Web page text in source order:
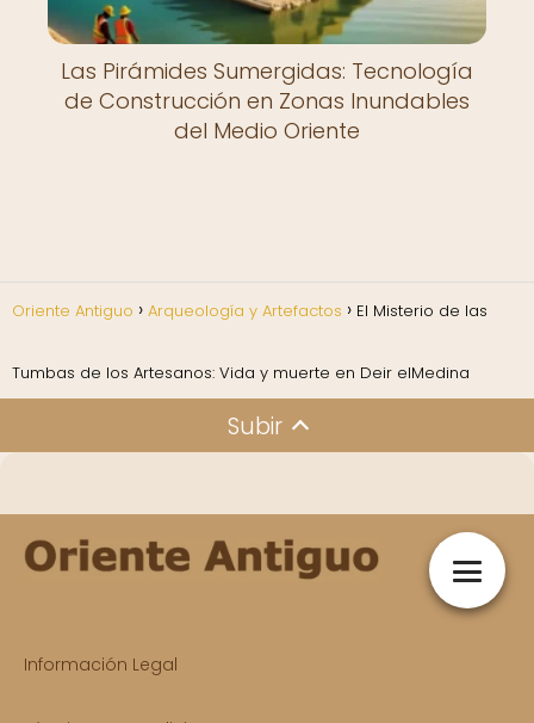
Las Pirámides Sumergidas: Tecnología
de Construcción en Zonas Inundables
del Medio Oriente
Oriente Antiguo Arqueología y Artefactos El Misterio de las
Tumbas de los Artesanos: Vida y muerte en Deir elMedina
Subir
Información Legal